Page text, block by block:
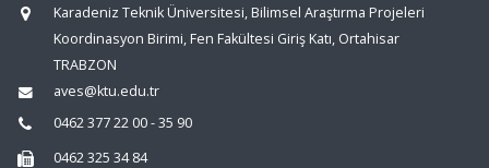
Karadeniz Teknik Üniversitesi, Bilimsel Araştırma Projeleri
Koordinasyon Birimi, Fen Fakültesi Giriş Katı, Ortahisar
TRABZON
aves@ktu.edu.tr
0462 377 22 00 - 35 90
0462 325 34 84